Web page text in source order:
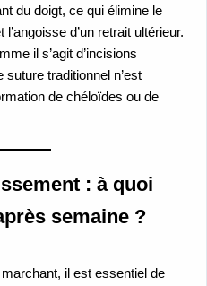
du doigt, ce qui élimine le
d’un retrait ultérieur.
il s’agit d’incisions
traditionnel n’est
de chéloïdes ou de
: à quoi
semaine ?
il est essentiel de